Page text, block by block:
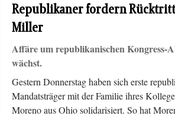
Republikaner fordern Rücktritt
Miller
Affäre um republikanischen Kongress-
wächst.
Gestern Donnerstag haben sich erste
Mandatsträger mit der Familie ihres
Moreno aus Ohio solidarisiert. So hat